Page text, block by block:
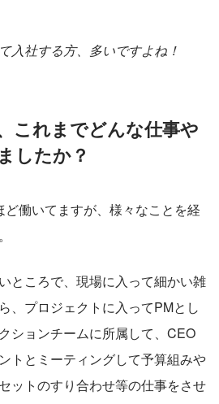
入社する方、多いですよね！
これまでどんな仕事や
したか？
働いてますが、様々なことを経
ところで、現場に入って細かい雑
、プロジェクトに入ってPMとし
ションチームに所属して、CEO
トとミーティングして予算組みや
ットのすり合わせ等の仕事をさせ